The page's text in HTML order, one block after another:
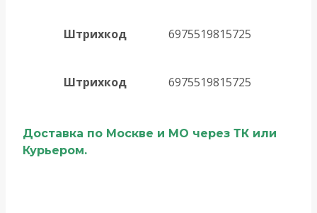
Штрихкод 6975519815725
Штрихкод 6975519815725
Доставка по Москве и МО через ТК или
Курьером.